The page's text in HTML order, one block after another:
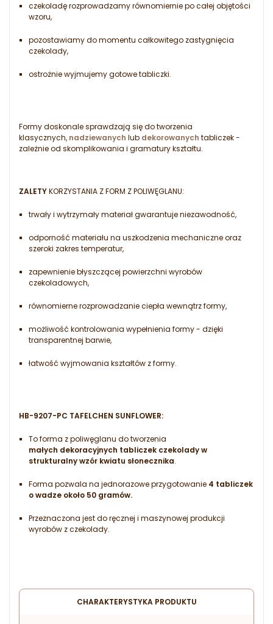
czekoladę rozprowadzamy równomiernie po całej objętości
wzoru,
pozostawiamy do momentu całkowitego zastygnięcia
czekolady,
ostrożnie wyjmujemy gotowe tabliczki.
Formy doskonale sprawdzają się do tworzenia
klasycznych, nadziewanych lub dekorowanych tabliczek -
zależnie od skomplikowania i gramatury kształtu.
ZALETYKORZYSTANIA Z FORM Z POLIWĘGLANU:
trwały i wytrzymały materiał gwarantuje niezawodność,
odporność materiału na uszkodzenia mechaniczne oraz
szeroki zakres temperatur,
zapewnienie błyszczącej powierzchni wyrobów
czekoladowych,
równomierne rozprowadzanie ciepła wewnątrz formy,
możliwość kontrolowania wypełnienia formy - dzięki
transparentnej barwie,
łatwość wyjmowania kształtów z formy.
HB-9207-PC TAFELCHEN SUNFLOWER:
To forma z poliwęglanu do tworzenia
małych dekoracyjnych tabliczek czekolady w
strukturalny wzór kwiatu słonecznika.
Forma pozwala na jednorazowe przygotowanie 4 tabliczek
o wadze około 50 gramów.
Przeznaczona jest do ręcznej i maszynowej produkcji
wyrobów z czekolady.
CHARAKTERYSTYKA PRODUKTU